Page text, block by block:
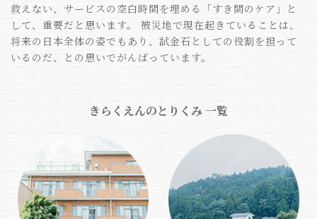
救えない、サービスの空白時間を埋める「すき間のケア」と
して、重要だと思います。 被災地で現在起きていることは、
将来の日本全体の姿でもあり、試金石としての役割を担って
いるのだ、との思いでがんばっています。
きらくえんのとりくみ 一覧